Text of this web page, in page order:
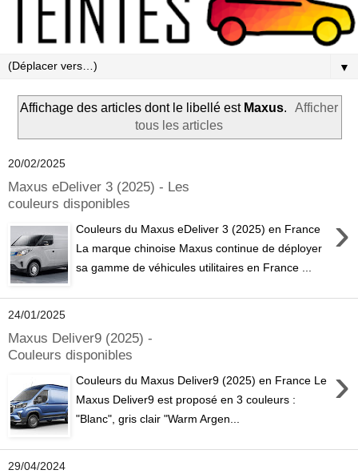
▼
Affichage des articles dont le libellé est Maxus.
Afficher
tous les articles
20/02/2025
Maxus eDeliver 3 (2025) - Les
couleurs disponibles
›
Couleurs du Maxus eDeliver 3 (2025) en France
La marque chinoise Maxus continue de déployer
sa gamme de véhicules utilitaires en France ...
24/01/2025
Maxus Deliver9 (2025) -
Couleurs disponibles
›
Couleurs du Maxus Deliver9 (2025) en France Le
Maxus Deliver9 est proposé en 3 couleurs :
"Blanc", gris clair "Warm Argen...
29/04/2024